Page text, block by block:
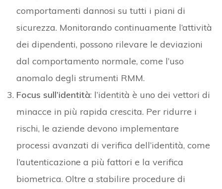
comportamenti dannosi su tutti i piani di
sicurezza. Monitorando continuamente l’attività
dei dipendenti, possono rilevare le deviazioni
dal comportamento normale, come l’uso
anomalo degli strumenti RMM.
Focus sull’identità: l’identità è uno dei vettori di
minacce in più rapida crescita. Per ridurre i
rischi, le aziende devono implementare
processi avanzati di verifica dell’identità, come
l’autenticazione a più fattori e la verifica
biometrica. Oltre a stabilire procedure di